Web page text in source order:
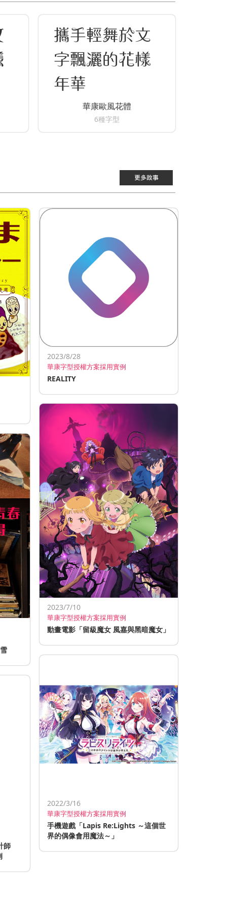
攜手輕舞於文
字飄灑的花樣
年華
華康歐風花體
6種字型
更多故事
2023/8/28
華康字型授權方案採用實例
REALITY
2023/7/10
華康字型授權方案採用實例
動畫電影「留級魔女 風嘉與黑暗魔女」
2022/3/16
華康字型授權方案採用實例
手機遊戲「Lapis Re:Lights ～這個世
界的偶像會用魔法～」
師